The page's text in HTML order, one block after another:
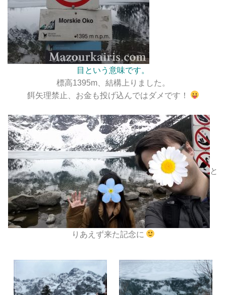
目という意味です。
標高1395m、結構上りました。
餌矢理禁止、お金も投げ込んではダメです！
と
りあえず来た記念に